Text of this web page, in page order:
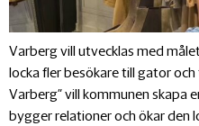
Varberg vill utvecklas med
locka fler besökare till gator
Varberg” vill kommunen skapa
bygger relationer och ökar den